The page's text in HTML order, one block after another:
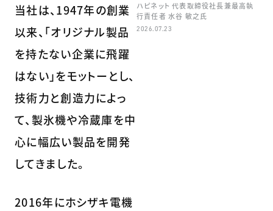
当社は、1947年の創業
以来、「オリジナル製品
を持たない企業に飛躍
はない」をモットーとし、
技術力と創造力によっ
て、製氷機や冷蔵庫を中
心に幅広い製品を開発
してきました。
2016年にホシザキ電機
ハピネット 代表取締役社長兼最高執
行責任者 水谷 敏之氏
2026.07.23